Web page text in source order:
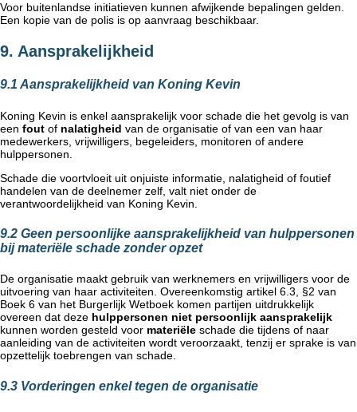
Voor buitenlandse initiatieven kunnen afwijkende bepalingen gelden.
Een kopie van de polis is op aanvraag beschikbaar.
9. Aansprakelijkheid
9.1 Aansprakelijkheid van Koning Kevin
Koning Kevin is enkel aansprakelijk voor schade die het gevolg is van
een fout of nalatigheid van de organisatie of van een van haar
medewerkers, vrijwilligers, begeleiders, monitoren of andere
hulppersonen.
Schade die voortvloeit uit onjuiste informatie, nalatigheid of foutief
handelen van de deelnemer zelf, valt niet onder de
verantwoordelijkheid van Koning Kevin.
9.2 Geen persoonlijke aansprakelijkheid van hulppersonen
bij materiële schade zonder opzet
De organisatie maakt gebruik van werknemers en vrijwilligers voor de
uitvoering van haar activiteiten. Overeenkomstig artikel 6.3, §2 van
Boek 6 van het Burgerlijk Wetboek komen partijen uitdrukkelijk
overeen dat deze hulppersonen niet persoonlijk aansprakelijk
kunnen worden gesteld voor materiële schade die tijdens of naar
aanleiding van de activiteiten wordt veroorzaakt, tenzij er sprake is van
opzettelijk toebrengen van schade.
9.3 Vorderingen enkel tegen de organisatie